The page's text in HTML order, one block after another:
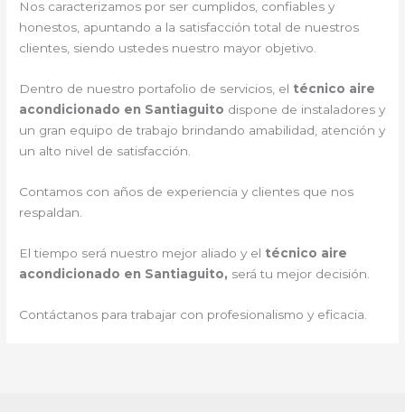
Nos caracterizamos por ser cumplidos, confiables y
honestos, apuntando a la satisfacción total de nuestros
clientes, siendo ustedes nuestro mayor objetivo.
Dentro de nuestro portafolio de servicios, el técnico aire
acondicionado en Santiaguito dispone de instaladores y
un gran equipo de trabajo brindando amabilidad, atención y
un alto nivel de satisfacción.
Contamos con años de experiencia y clientes que nos
respaldan.
El tiempo será nuestro mejor aliado y el técnico aire
acondicionado en Santiaguito, será tu mejor decisión.
Contáctanos para trabajar con profesionalismo y eficacia.